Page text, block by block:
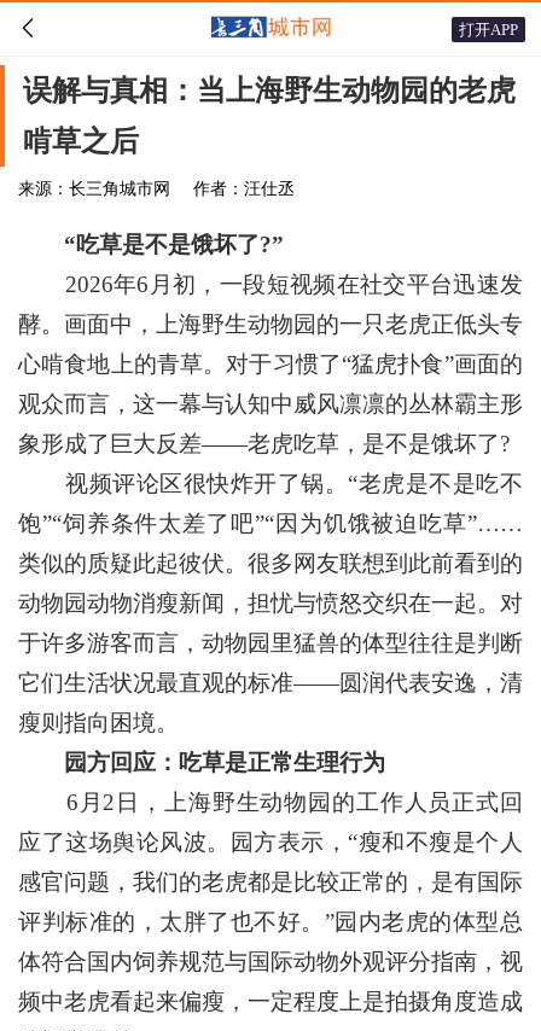
 打开APP
误解与真相：当上海野生动物园的老虎
啃草之后
来源：长三角城市网 作者：汪仕丞
“吃草是不是饿坏了?”
2026年6月初，一段短视频在社交平台迅速发
酵。画面中，上海野生动物园的一只老虎正低头专
心啃食地上的青草。对于习惯了“猛虎扑食”画面的
观众而言，这一幕与认知中威风凛凛的丛林霸主形
象形成了巨大反差——老虎吃草，是不是饿坏了?
视频评论区很快炸开了锅。“老虎是不是吃不
饱”“饲养条件太差了吧”“因为饥饿被迫吃草”……
类似的质疑此起彼伏。很多网友联想到此前看到的
动物园动物消瘦新闻，担忧与愤怒交织在一起。对
于许多游客而言，动物园里猛兽的体型往往是判断
它们生活状况最直观的标准——圆润代表安逸，清
瘦则指向困境。
园方回应：吃草是正常生理行为
6月2日，上海野生动物园的工作人员正式回
应了这场舆论风波。园方表示，“瘦和不瘦是个人
感官问题，我们的老虎都是比较正常的，是有国际
评判标准的，太胖了也不好。”园内老虎的体型总
体符合国内饲养规范与国际动物外观评分指南，视
频中老虎看起来偏瘦，一定程度上是拍摄角度造成